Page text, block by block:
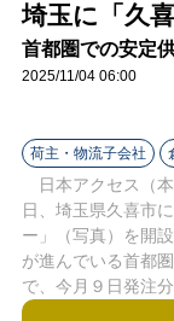
ン
ラ
ン
埼玉に「久
首都圏での安定
2025/11/04 06:00
荷主・物流子会社
日本アクセス（
日、埼玉県久喜市
ー」（写真）を開
が進んでいる首都
で、今月９日発注